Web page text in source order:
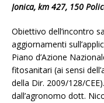
Jonica, km 427, 150
Obiettivo dell’incontro
aggiornamenti
Piano d’Azione
fitosanitari (ai sensi
della Dir. 2009/128/
dall’agronomo dott.